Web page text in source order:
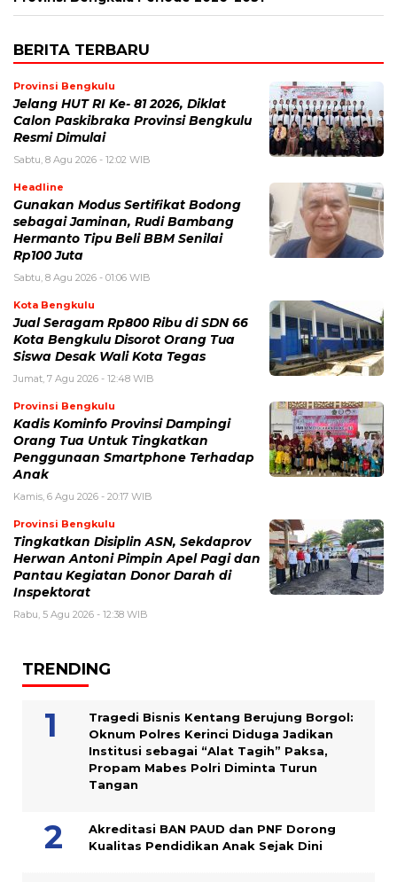
BERITA TERBARU
Provinsi Bengkulu
Jelang HUT RI Ke- 81 2026, Diklat
Calon Paskibraka Provinsi Bengkulu
Resmi Dimulai
Sabtu, 8 Agu 2026 - 12:02 WIB
Headline
Gunakan Modus Sertifikat Bodong
sebagai Jaminan, Rudi Bambang
Hermanto Tipu Beli BBM Senilai
Rp100 Juta
Sabtu, 8 Agu 2026 - 01:06 WIB
Kota Bengkulu
Jual Seragam Rp800 Ribu di SDN 66
Kota Bengkulu Disorot Orang Tua
Siswa Desak Wali Kota Tegas
Jumat, 7 Agu 2026 - 12:48 WIB
Provinsi Bengkulu
Kadis Kominfo Provinsi Dampingi
Orang Tua Untuk Tingkatkan
Penggunaan Smartphone Terhadap
Anak
Kamis, 6 Agu 2026 - 20:17 WIB
Provinsi Bengkulu
Tingkatkan Disiplin ASN, Sekdaprov
Herwan Antoni Pimpin Apel Pagi dan
Pantau Kegiatan Donor Darah di
Inspektorat
Rabu, 5 Agu 2026 - 12:38 WIB
TRENDING
Tragedi Bisnis Kentang Berujung Borgol:
Oknum Polres Kerinci Diduga Jadikan
Institusi sebagai “Alat Tagih” Paksa,
Propam Mabes Polri Diminta Turun
Tangan
Akreditasi BAN PAUD dan PNF Dorong
Kualitas Pendidikan Anak Sejak Dini